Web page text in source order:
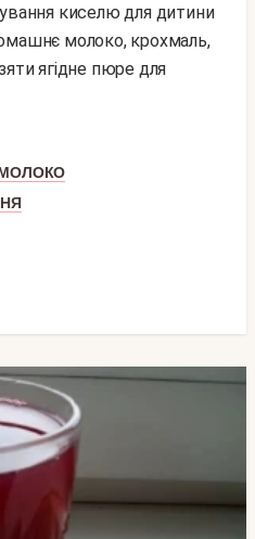
киселю для дитини
молоко, крохмаль,
ягідне пюре для